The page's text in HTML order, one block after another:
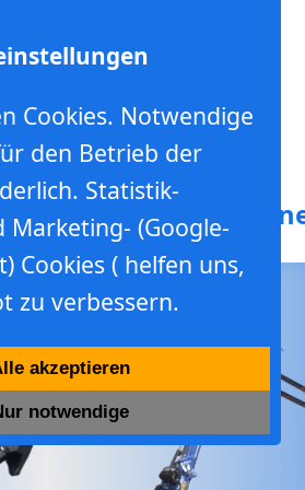
Minikranverleih
Schulung
Cookies. Notwendige
den Betrieb der
Statistik-
Marketing- (Google-
Cookies ( helfen uns,
zu verbessern.
akzeptieren
notwendige